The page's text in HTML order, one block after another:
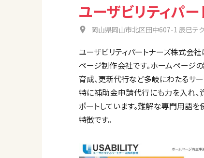
ユーザビリティパ
岡山県岡山市北区田中607-1 辰巳テ
ユーザビリティパートナーズ株式会
ページ制作会社です。ホームページの
育成、更新代行など多岐にわたるサー
特に補助金申請代行にも力を入れ、
ポートしています。難解な専門用語
特徴です。